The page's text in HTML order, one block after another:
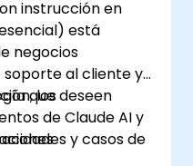
instrucción en
está
negocios
soporte al cliente y
que deseen
de Claude AI y
los
y casos de